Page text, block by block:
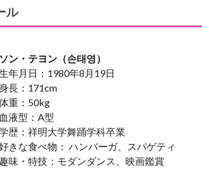
ル
ソン・テヨン（손태영）
年月日：1980年8月19日
長：171cm
重：50kg
血液型：A型
歴：祥明大学舞踊学科卒業
きな食べ物： ハンバーガ、スパゲティ
趣味・特技：モダンダンス、映画鑑賞